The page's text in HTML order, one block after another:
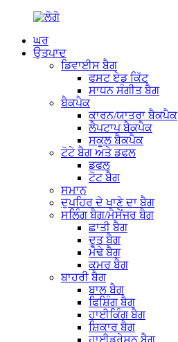
ਘਰ
ਉਤਪਾਦ
ਡਿਵਾਈਸ ਬੈਗ
ਫਸਟ ਏਡ ਕਿੱਟ
ਸਾਧਨ ਸੰਗੀਤ ਬੈਗ
ਬੈਕਪੈਕ
ਕਾਰਨ/ਯਾਤਰਾ ਬੈਕਪੈਕ
ਲੈਪਟਾਪ ਬੈਕਪੈਕ
ਸਕੂਲ ਬੈਕਪੈਕ
ਟੋਟੇ ਬੈਗ ਅਤੇ ਡਫਲ
ਡਫਲ
ਟੋਟ ਬੈਗ
ਸਮਾਨ
ਦੁਪਹਿਰ ਦੇ ਖਾਣੇ ਦਾ ਬੈਗ
ਸਲਿੰਗ ਬੈਗ/ਮੈਸੇਂਜਰ ਬੈਗ
ਛਾਤੀ ਬੈਗ
ਦੂਤ ਬੈਗ
ਮੋਢੇ ਬੈਗ
ਕਮਰ ਬੈਗ
ਬਾਹਰੀ ਬੈਗ
ਬਾਲ ਬੈਗ
ਫਿਸ਼ਿੰਗ ਬੈਗ
ਹਾਈਕਿੰਗ ਬੈਗ
ਸ਼ਿਕਾਰ ਬੈਗ
ਹਾਈਡ੍ਰੇਸ਼ਨ ਬੈਗ